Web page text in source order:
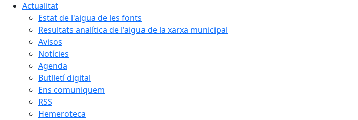
Actualitat
Estat de l'aigua de les fonts
Resultats analítica de l'aigua de la xarxa municipal
Avisos
Notícies
Agenda
Butlletí digital
Ens comuniquem
RSS
Hemeroteca